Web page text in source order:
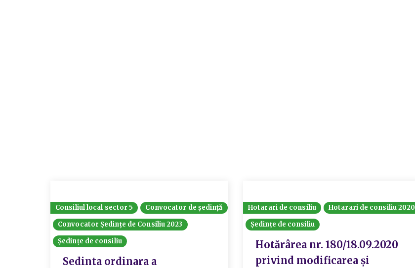
Consiliul local sector 5
Convocator de ședință
Convocator Ședințe de Consiliu 2023
Ședințe de consiliu
Sedinta ordinara a
Hotarari de consiliu
Hotarari de consiliu 2020
Ședințe de consiliu
Hotărârea nr. 180/18.09.2020
privind modificarea și